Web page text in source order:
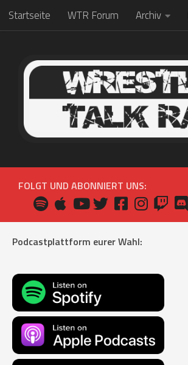
Zum Inhalt springen
Startseite WTR Forum Archiv
FOLGT UND ABONNIERT UNS:
Podcastplattform eurer Wahl: